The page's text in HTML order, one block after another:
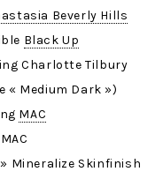
Beverly Hills
Black Up
Charlotte Tilbury
« Medium Dark »)
MAC
MAC
» Mineralize Skinfinish